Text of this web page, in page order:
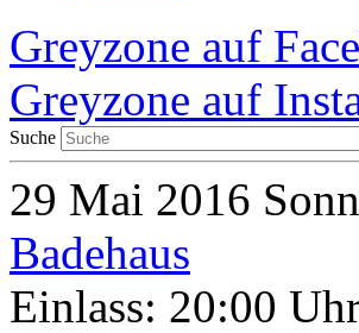
Greyzone auf
Greyzone auf
Suche
29 Mai 2016
Badehaus
Einlass: 20:00